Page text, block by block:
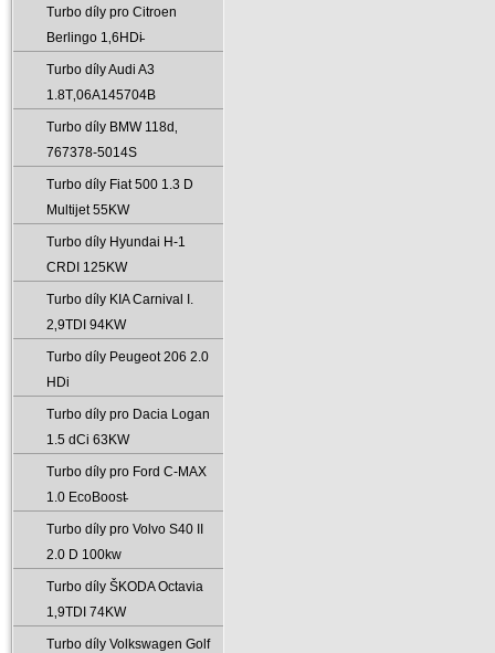
Turbo díly pro Citroen
Berlingo 1‚6HDi̵
Turbo díly Audi A3
1.8T‚06A145704B
Turbo díly BMW 118d‚
767378-5014S
Turbo díly Fiat 500 1.3 D
Multijet 55KW
Turbo díly Hyundai H-1
CRDI 125KW
Turbo díly KIA Carnival I.
2‚9TDI 94KW
Turbo díly Peugeot 206 2.0
HDi
Turbo díly pro Dacia Logan
1.5 dCi 63KW
Turbo díly pro Ford C-MAX
1.0 EcoBoost̵
Turbo díly pro Volvo S40 II
2.0 D 100kw
Turbo díly ŠKODA Octavia
1‚9TDI 74KW
Turbo díly Volkswagen Golf